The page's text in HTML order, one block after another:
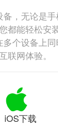
，无论是
都能轻松安
个设备上
联网体验。
iOS下载